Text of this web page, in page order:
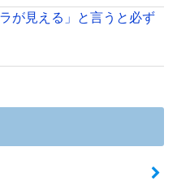
が見える」と言うと必ず